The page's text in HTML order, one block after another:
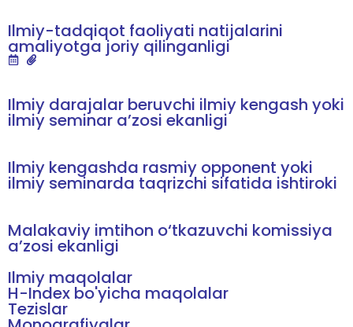
Ilmiy-tadqiqot faoliyati natijalarini
amaliyotga joriy qilinganligi
Ilmiy darajalar beruvchi ilmiy kengash yoki
ilmiy seminar a’zosi ekanligi
Ilmiy kengashda rasmiy opponent yoki
ilmiy seminarda taqrizchi sifatida ishtiroki
Malakaviy imtihon o‘tkazuvchi komissiya
a’zosi ekanligi
Ilmiy maqolalar
H-Index bo'yicha maqolalar
Tezislar